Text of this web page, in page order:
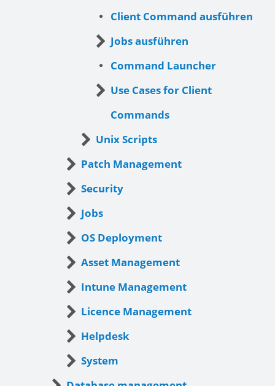
Client Command ausführen
Jobs ausführen
Command Launcher
Use Cases for Client
Commands
Unix Scripts
Patch Management
Security
Jobs
OS Deployment
Asset Management
Intune Management
Licence Management
Helpdesk
System